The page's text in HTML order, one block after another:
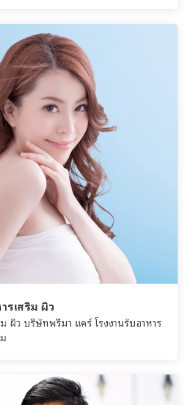
รเสริม ผิว
ผิว บริษัทพรีมา แคร์ โรงงานรับอาหาร